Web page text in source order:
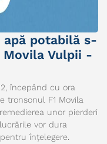
apă potabilă s-
Movila Vulpii -
începând cu ora
tronsonul F1 Movila
unor pierderi
vor dura
înțelegere.